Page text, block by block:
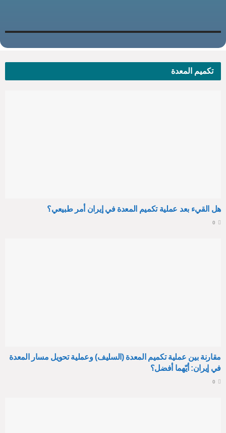
تكميم المعدة
هل القيء بعد عملية تكميم المعدة في إيران أمر طبيعي؟
مقارنة بين عملية تكميم المعدة (السليف) وعملية تحويل مسار المعدة
في إيران: أيّهما أفضل؟